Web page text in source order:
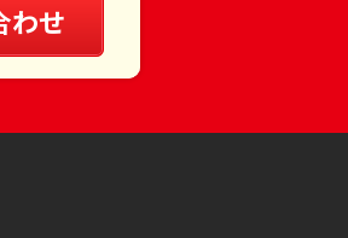
わせ